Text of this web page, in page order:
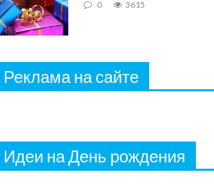
0 3615
Реклама на сайте
Идеи на День рождения